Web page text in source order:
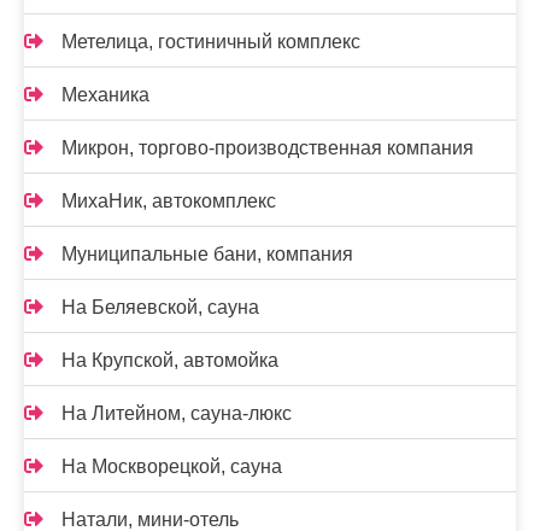
Метелица, гостиничный комплекс
Механика
Микрон, торгово-производственная компания
МихаНик, автокомплекс
Муниципальные бани, компания
На Беляевской, сауна
На Крупской, автомойка
На Литейном, сауна-люкс
На Москворецкой, сауна
Натали, мини-отель